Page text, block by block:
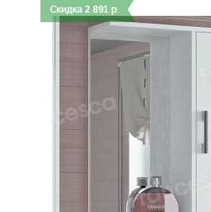
Скидка 2 891 р.